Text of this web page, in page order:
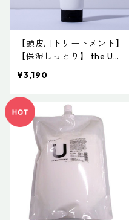
【頭皮用トリートメント】
【保湿しっとり】 the U
U 002 モイストトリート
メント 240g
¥3,190